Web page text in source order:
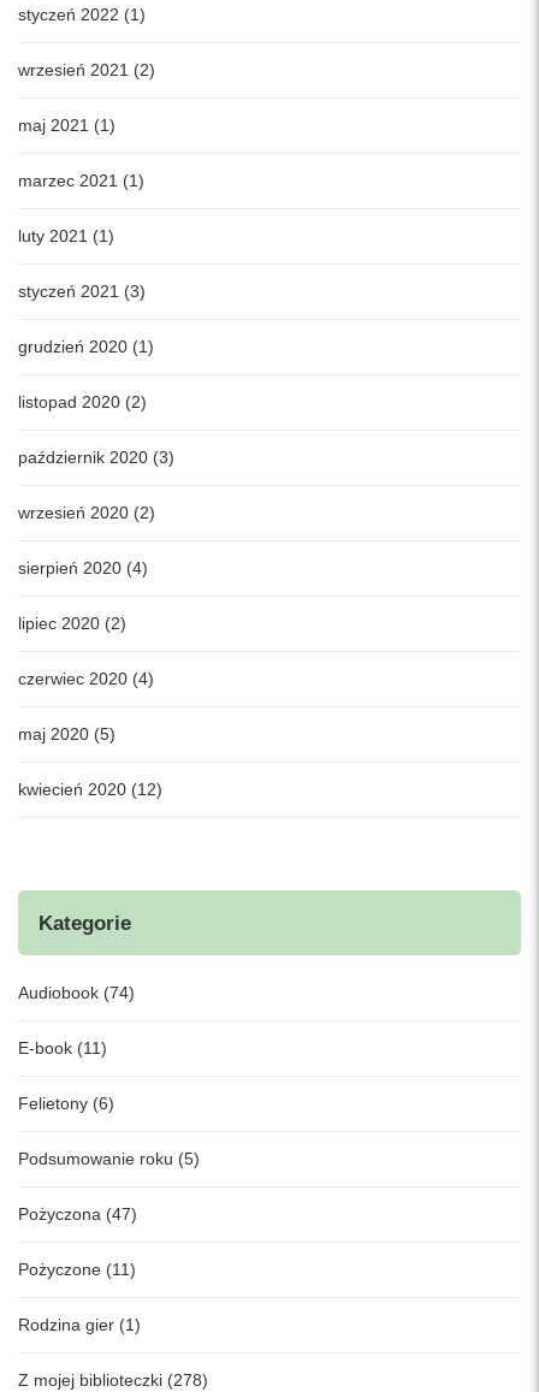
styczeń 2022 (1)
wrzesień 2021 (2)
maj 2021 (1)
marzec 2021 (1)
luty 2021 (1)
styczeń 2021 (3)
grudzień 2020 (1)
listopad 2020 (2)
październik 2020 (3)
wrzesień 2020 (2)
sierpień 2020 (4)
lipiec 2020 (2)
czerwiec 2020 (4)
maj 2020 (5)
kwiecień 2020 (12)
Kategorie
Audiobook (74)
E-book (11)
Felietony (6)
Podsumowanie roku (5)
Pożyczona (47)
Pożyczone (11)
Rodzina gier (1)
Z mojej biblioteczki (278)